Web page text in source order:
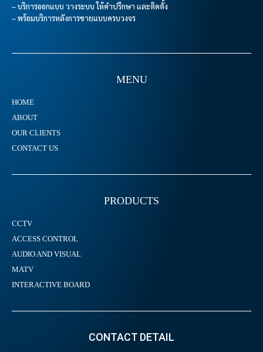
– บริการออกแบบ วางระบบ ให้คำปรึกษา และติดตั้ง
– พร้อมบริการหลังการขายแบบครบวงจร
MENU
HOME
ABOUT
OUR CLIENTS
CONTACT US
PRODUCTS
CCTV
ACCESS CONTROL
AUDIO AND VISUAL
MATV
INTERACTIVE BOARD
CONTACT DETAIL